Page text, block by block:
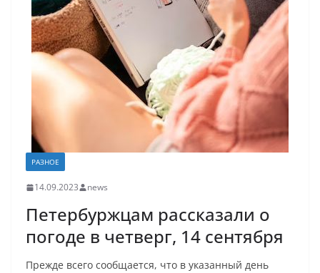
РАЗНОЕ
14.09.2023 news
Петербуржцам рассказали о
погоде в четверг, 14 сентября
Прежде всего сообщается, что в указанный день